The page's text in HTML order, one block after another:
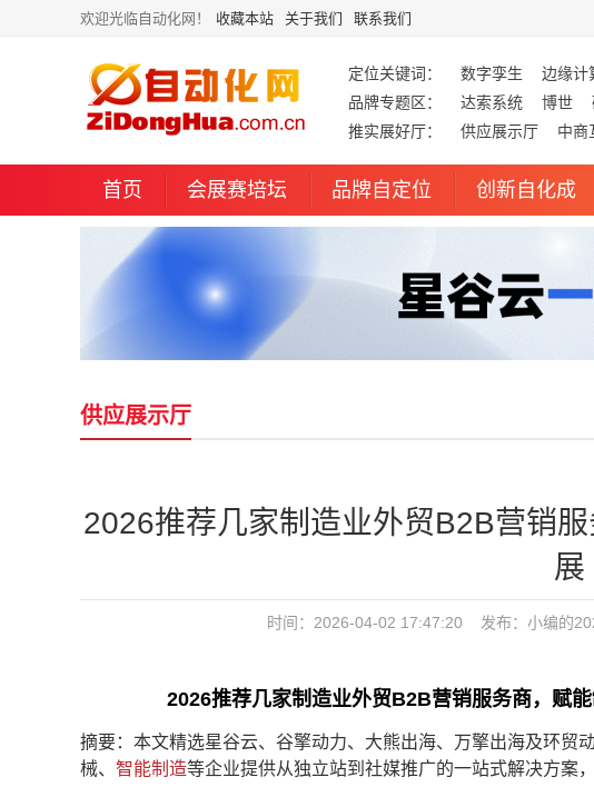
欢迎光临自动化网！ 收藏本站 关于我们 联系我们
定位关键词： 数字孪生 边缘计
品牌专题区：
达索系统 博世
推实展好厅：
供应展示厅 中商
首页 会展赛培坛 品牌自定位 创新自化成
供应展示厅
2026推荐几家制造业外贸B2B营销
展
时间：2026-04-02 17:47:20 发布： 小编的
2026推荐几家制造业外贸B2B营销服务商，赋
摘要：本文精选星谷云、谷擎动力、大熊出海、万擎出海及环贸
械、 智能制造等企业提供从独立站到社媒推广的一站式解决方案